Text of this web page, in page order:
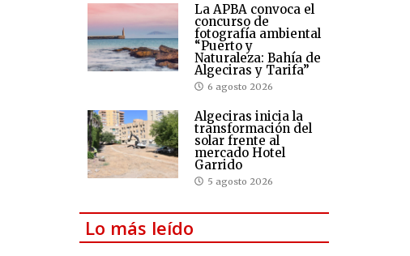
La APBA convoca el
concurso de
fotografía ambiental
“Puerto y
Naturaleza: Bahía de
Algeciras y Tarifa”
6 agosto 2026
Algeciras inicia la
transformación del
solar frente al
mercado Hotel
Garrido
5 agosto 2026
Lo más leído